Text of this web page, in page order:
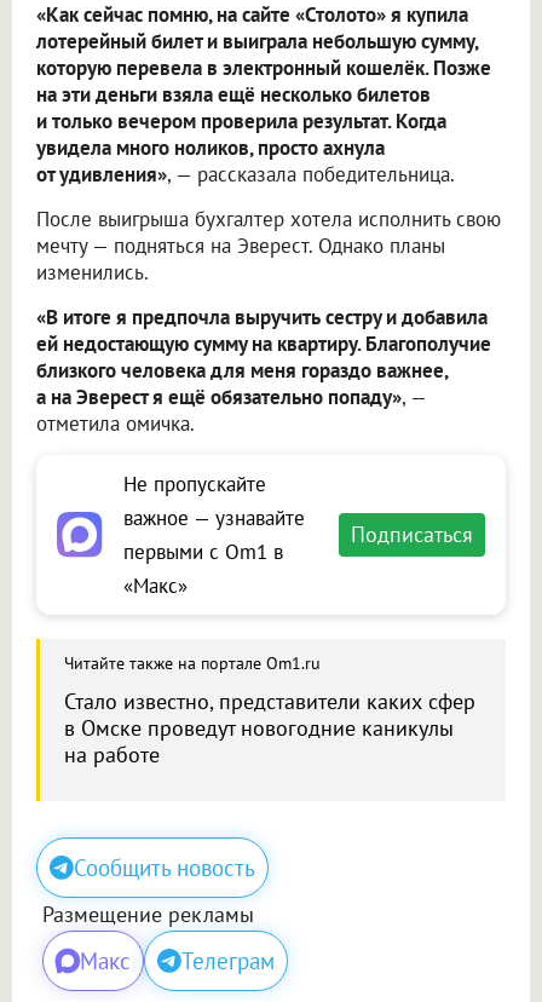
«Как сейчас помню, на сайте «Столото» я купила
лотерейный билет и выиграла небольшую сумму,
которую перевела в электронный кошелёк. Позже
на эти деньги взяла ещё несколько билетов
и только вечером проверила результат. Когда
увидела много ноликов, просто ахнула
от удивления», — рассказала победительница.
После выигрыша бухгалтер хотела исполнить свою
мечту — подняться на Эверест. Однако планы
изменились.
«В итоге я предпочла выручить сестру и добавила
ей недостающую сумму на квартиру. Благополучие
близкого человека для меня гораздо важнее,
а на Эверест я ещё обязательно попаду», —
отметила омичка.
Не пропускайте
важное — узнавайте
первыми с Om1 в
«Макс»
Подписаться
Читайте также на портале Om1.ru
Стало известно, представители каких сфер
в Омске проведут новогодние каникулы
на работе
Сообщить новость
Размещение рекламы
Макс Телеграм